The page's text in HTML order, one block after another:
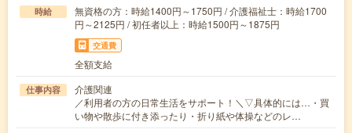
時給
無資格の方：時給1400円～1750円 / 介護福祉士：時給1700
円～2125円 / 初任者以上：時給1500円～1875円
交通費
全額支給
仕事内容
介護関連
／利用者の方の日常生活をサポート！＼▽具体的には…・買
い物や散歩に付き添ったり・折り紙や体操などのレ…